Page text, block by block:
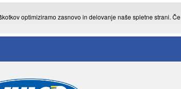
optimiziramo zasnovo in delovanje naše spletne strani.